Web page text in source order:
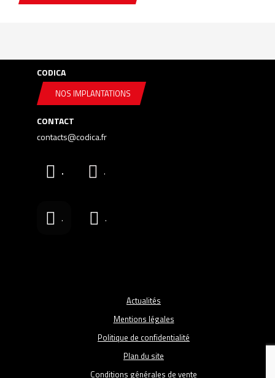
CODICA
NOS IMPLANTATIONS
CONTACT
contacts@codica.fr
. .
. .
Actualités
Mentions légales
Politique de confidentialité
Plan du site
Conditions générales de vente